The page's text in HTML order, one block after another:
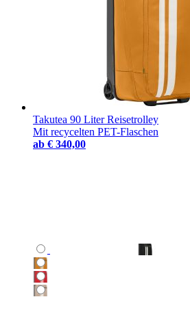
Takutea 90 Liter Reisetrolley
Mit recycelten PET-Flaschen
ab € 340,00